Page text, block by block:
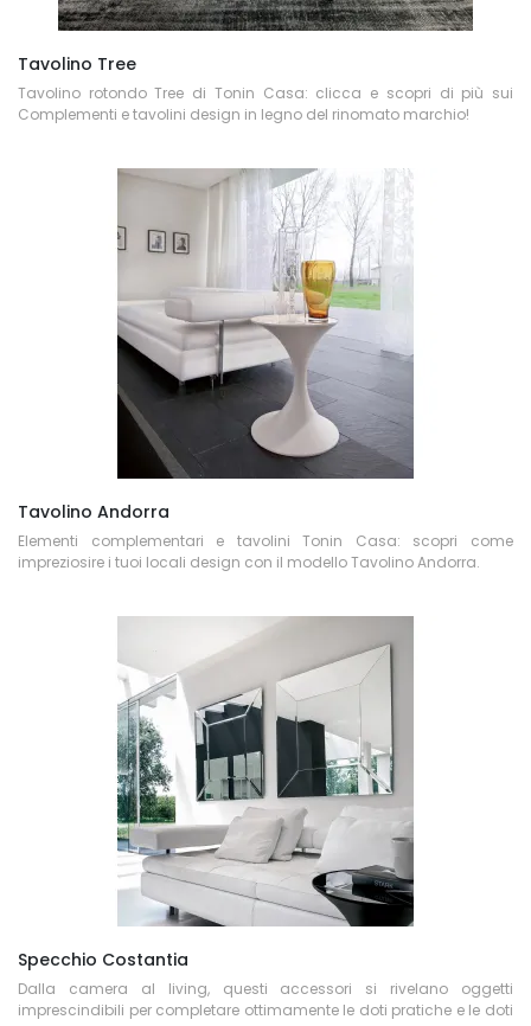
Tavolino Tree
Tavolino rotondo Tree di Tonin Casa: clicca e scopri di più sui
Complementi e tavolini design in legno del rinomato marchio!
Tavolino Andorra
Elementi complementari e tavolini Tonin Casa: scopri come
impreziosire i tuoi locali design con il modello Tavolino Andorra.
Specchio Costantia
Dalla camera al living, questi accessori si rivelano oggetti
imprescindibili per completare ottimamente le doti pratiche e le doti